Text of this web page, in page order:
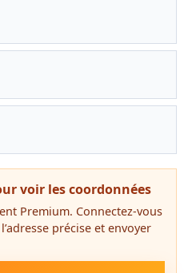
voir les coordonnées
Premium. Connectez-vous
précise et envoyer